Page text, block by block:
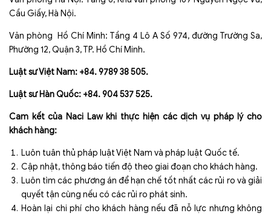
Cầu Giấy, Hà Nội.
Văn phòng Hồ Chí Minh: Tầng 4 Lô A Số 974, đường Trường Sa,
Phường 12, Quận 3, TP. Hồ Chí Minh.
Luật sư Việt Nam: +84. 9789 38 505.
Luật sư Hàn Quốc: +84. 904 537 525.
Cam kết của Naci Law khi thực hiện các dịch vụ pháp lý cho
khách hàng:
Luôn tuân thủ pháp luật Việt Nam và pháp luật Quốc tế.
Cập nhật, thông báo tiến độ theo giai đoạn cho khách hàng.
Luôn tìm các phương án để hạn chế tốt nhất các rủi ro và giải
quyết tận cùng nếu có các rủi ro phát sinh.
Hoàn lại chi phí cho khách hàng nếu đã nỗ lực nhưng không